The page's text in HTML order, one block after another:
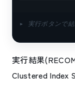
▸ 実行ボタンで
実行結果
Clustered Index